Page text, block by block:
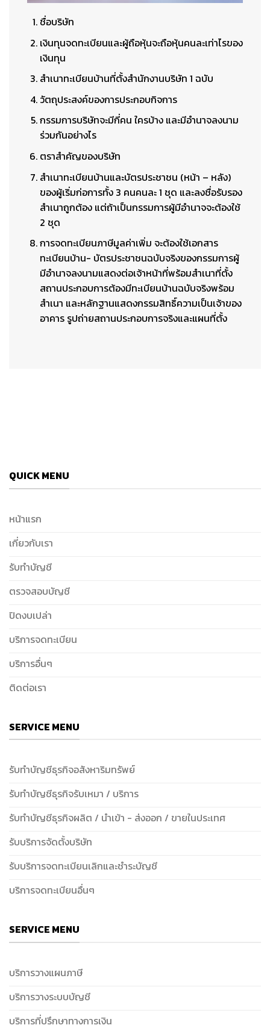
ชื่อบริษัท
เงินทุนจดทะเบียนและผู้ถือหุ้นจะถือหุ้นคนละเท่าไรของ
เงินทุน
สำเนาทะเบียนบ้านที่ตั้งสำนักงานบริษัท 1 ฉบับ
วัตถุประสงค์ของการประกอบกิจการ
กรรมการบริษัทจะมีกี่คน ใครบ้าง และมีอำนาจลงนาม
ร่วมกันอย่างไร
ตราสำคัญของบริษัท
สำเนาทะเบียนบ้านและบัตรประชาชน (หน้า – หลัง)
ของผู้เริ่มก่อการทั้ง 3 คนคนละ 1 ชุด และลงชื่อรับรอง
สำเนาถูกต้อง แต่ถ้าเป็นกรรมการผู้มีอำนาจจะต้องใช้
2 ชุด
การจดทะเบียนภาษีมูลค่าเพิ่ม จะต้องใช้เอกสาร
ทะเบียนบ้าน- บัตรประชาชนฉบับจริงของกรรมการผู้
มีอำนาจลงนามแสดงต่อเจ้าหน้าที่พร้อมสำเนาที่ตั้ง
สถานประกอบการต้องมีทะเบียนบ้านฉบับจริงพร้อม
สำเนา และหลักฐานแสดงกรรมสิทธิ์ความเป็นเจ้าของ
อาคาร รูปถ่ายสถานประกอบการจริงและแผนที่ตั้ง
QUICK MENU
หน้าแรก
เกี่ยวกับเรา
รับทำบัญชี
ตรวจสอบบัญชี
ปิดงบเปล่า
บริการจดทะเบียน
บริการอื่นๆ
ติดต่อเรา
SERVICE MENU
รับทำบัญชีธุรกิจอสังหาริมทรัพย์
รับทำบัญชีธุรกิจรับเหมา / บริการ
รับทำบัญชีธุรกิจผลิต / นำเข้า - ส่งออก / ขายในประเทศ
รับบริการจัดตั้งบริษัท
รับบริการจดทะเบียนเลิกและชำระบัญชี
บริการจดทะเบียนอื่นๆ
SERVICE MENU
บริการวางแผนภาษี
บริการวางระบบบัญชี
บริการที่ปรึกษาทางการเงิน